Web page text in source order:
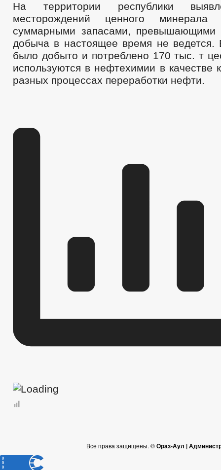
На территории республики
месторождений ценного
суммарными запасами,
добыча в настоящее время не
было добыто и потреблено 170 тыс. т
используются в нефтехимии в качестве
разных процессах переработки нефти.
Все права защищены. ©Ораз-Аул |